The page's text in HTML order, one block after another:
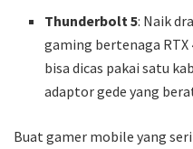
Thunderbolt 5: Naik
gaming bertenaga
bisa dicas pakai satu
adaptor gede yang
Buat gamer mobile yang